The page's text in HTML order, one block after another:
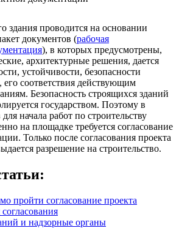
здания проводится на основании
документов (рабочая
), в которых предусмотрены,
архитектурные решения, дается
устойчивости, безопасности
его соответствия действующим
Безопасность строящихся зданий
государством. Поэтому в
начала работ по строительству
на площадке требуется согласование
Только после согласования проекта
разрешение на строительство.
пройти согласование проекта
и надзорные органы